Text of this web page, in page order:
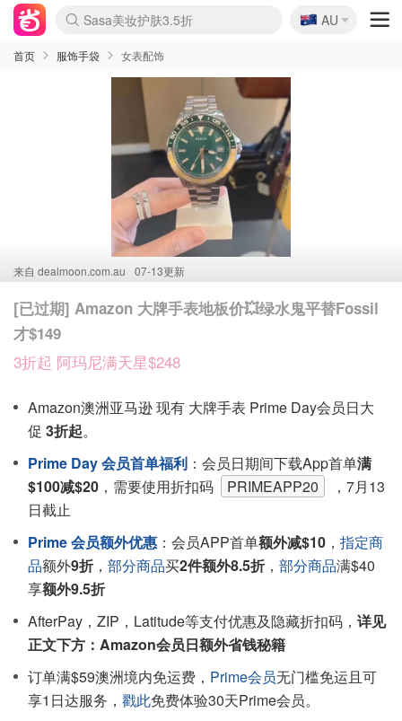
lululemon折扣上新
Sasa美妆护肤3.5折
SSENSE年中3折
FreshBeauty好价汇总
Cettire降价+叠9折
Farfetch折上8折
WWS Coles超市实拍
viagogo二手票捡漏
Myer清仓1折起
The Outnet奢牌1折起
David Jones 3折起
Flannels大牌1折
Perfumes Club护肤1折
AMIRO返校季6.2折
Oweek抽奖送Airpods
Amazon折扣汇总
eToro入金$200送$50
Amazon数码好物
ICONIC本周7.5折
ThedoubleF高奢地板价
Moose Knuckles 6折
丝芙兰5折起
EUFY官网3.7折起
Selenichast首饰2折
Trip机票酒店促销
YSL送5件彩妆礼
Amazon家居好物
BIGBANG巡演开票
David Jones时尚3折
Amazon美妆护肤
雅漾大喷$8
过敏原检测盒$33
伊索独家赠50ml沐浴露
科颜氏清仓3折
SEALIFE海洋馆门票6折
丝塔芙大白罐$16
订阅Newsletter送香薰
Cult Beauty 6.8折
Harrods圣诞日历2.3折
LN-CC奢牌私促3折
d'Alba空姐喷雾$16
EVE LOM套装逆天2折
Bernardelli独家4折
Adore Beauty 6折起
CT圣诞日历
Mytheresa奢品2.7折
Luxury Escapes 9折
Currentbody美容仪9折
卡诗9折+赠4件礼
MOON Garden Live
🇦🇺
AU
首页 服饰手袋 女表配饰
来自 dealmoon.com.au 07-13更新
[已过期] Amazon 大牌手表地板价💥绿水鬼平替Fossil
才$149
3折起 阿玛尼满天星$248
Amazon澳洲亚马逊 现有 大牌手表 Prime Day会员日大
促 3折起。
Prime Day 会员首单福利 ：会员日期间下载App首单满
$100减$20 ，需要使用折扣码 PRIMEAPP20
，7月13
日截止
Prime 会员额外优惠 ：会员APP首单额外减$10 ， 指定商
品额外9折 ， 部分商品买2件额外8.5折 ， 部分商品满$40
享额外9.5折
AfterPay，ZIP，Latitude等支付优惠及隐藏折扣码， 详见
正文下方：Amazon会员日额外省钱秘籍
订单满$59澳洲境内免运费， Prime会员无门槛免运且可
享1日达服务， 戳此免费体验30天Prime会员。